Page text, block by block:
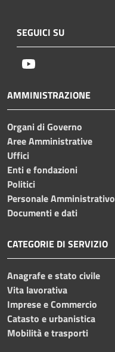
SEGUICI SU
AMMINISTRAZIONE
Organi di Governo
Aree Amministrative
Uffici
Enti e fondazioni
Politici
Personale Amministrativo
Documenti e dati
CATEGORIE DI SERVIZIO
Anagrafe e stato civile
Vita lavorativa
Imprese e Commercio
Catasto e urbanistica
Mobilità e trasporti